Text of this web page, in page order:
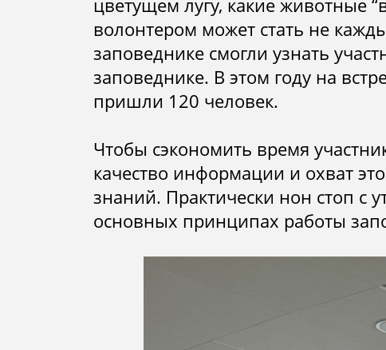
люди
цветущем лугу, какие животные
волонтером может стать не
заповеднике смогли узнать
заповеднике. В этом году на
пришли 120 человек.
Чтобы сэкономить время
качество информации и охват
знаний. Практически нон стоп с
основных принципах работы